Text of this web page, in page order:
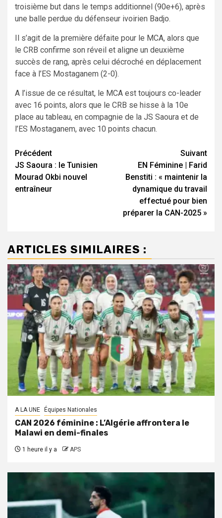
troisième but dans le temps additionnel (90e+6), après
une balle perdue du défenseur ivoirien Badjo.
Il s’agit de la première défaite pour le MCA, alors que
le CRB confirme son réveil et aligne un deuxième
succès de rang, après celui décroché en déplacement
face à l’ES Mostaganem (2-0).
A l’issue de ce résultat, le MCA est toujours co-leader
avec 16 points, alors que le CRB se hisse à la 10e
place au tableau, en compagnie de la JS Saoura et de
l’ES Mostaganem, avec 10 points chacun.
Navigation
d’article
Précédent
JS Saoura : le Tunisien
Mourad Okbi nouvel
entraîneur
Suivant
EN Féminine | Farid
Benstiti : « maintenir la
dynamique du travail
effectué pour bien
préparer la CAN-2025 »
ARTICLES SIMILAIRES :
A LA UNE Équipes Nationales
CAN 2026 féminine : L’Algérie affrontera le
Malawi en demi-finales
1 heure il y a APS